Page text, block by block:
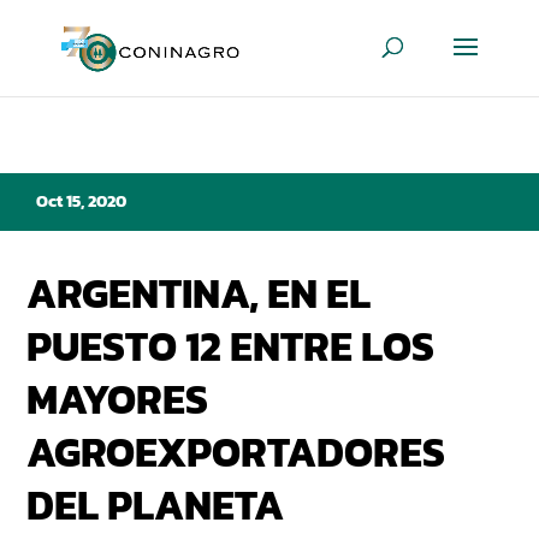
Oct 15, 2020
ARGENTINA, EN EL
PUESTO 12 ENTRE LOS
MAYORES
AGROEXPORTADORES
DEL PLANETA